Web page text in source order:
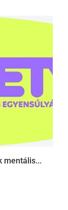
mentális...